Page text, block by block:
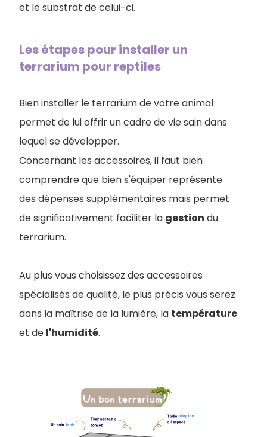
et le substrat de celui-ci.
Les étapes pour installer un
terrarium pour reptiles
Bien installer le terrarium de votre animal
permet de lui offrir un cadre de vie sain dans
lequel se développer.
Concernant les accessoires, il faut bien
comprendre que bien s'équiper représente
des dépenses supplémentaires mais permet
de significativement faciliter la gestion du
terrarium.
Au plus vous choisissez des accessoires
spécialisés de qualité, le plus précis vous serez
dans la maîtrise de la lumière, la température
et de l'humidité.